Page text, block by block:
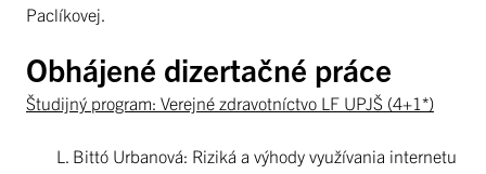
Paclíkovej.
Obhájené dizertačné práce
Študijný program: Verejné zdravotníctvo LF UPJŠ (4+1*)
L. Bittó Urbanová: Riziká a výhody využívania internetu